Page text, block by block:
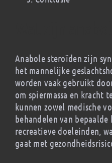
Anabole steroïden zijn
het mannelijke
worden vaak gebruikt
om spiermassa en kracht
kunnen zowel medische
behandelen van
recreatieve doeleinden,
gaat met